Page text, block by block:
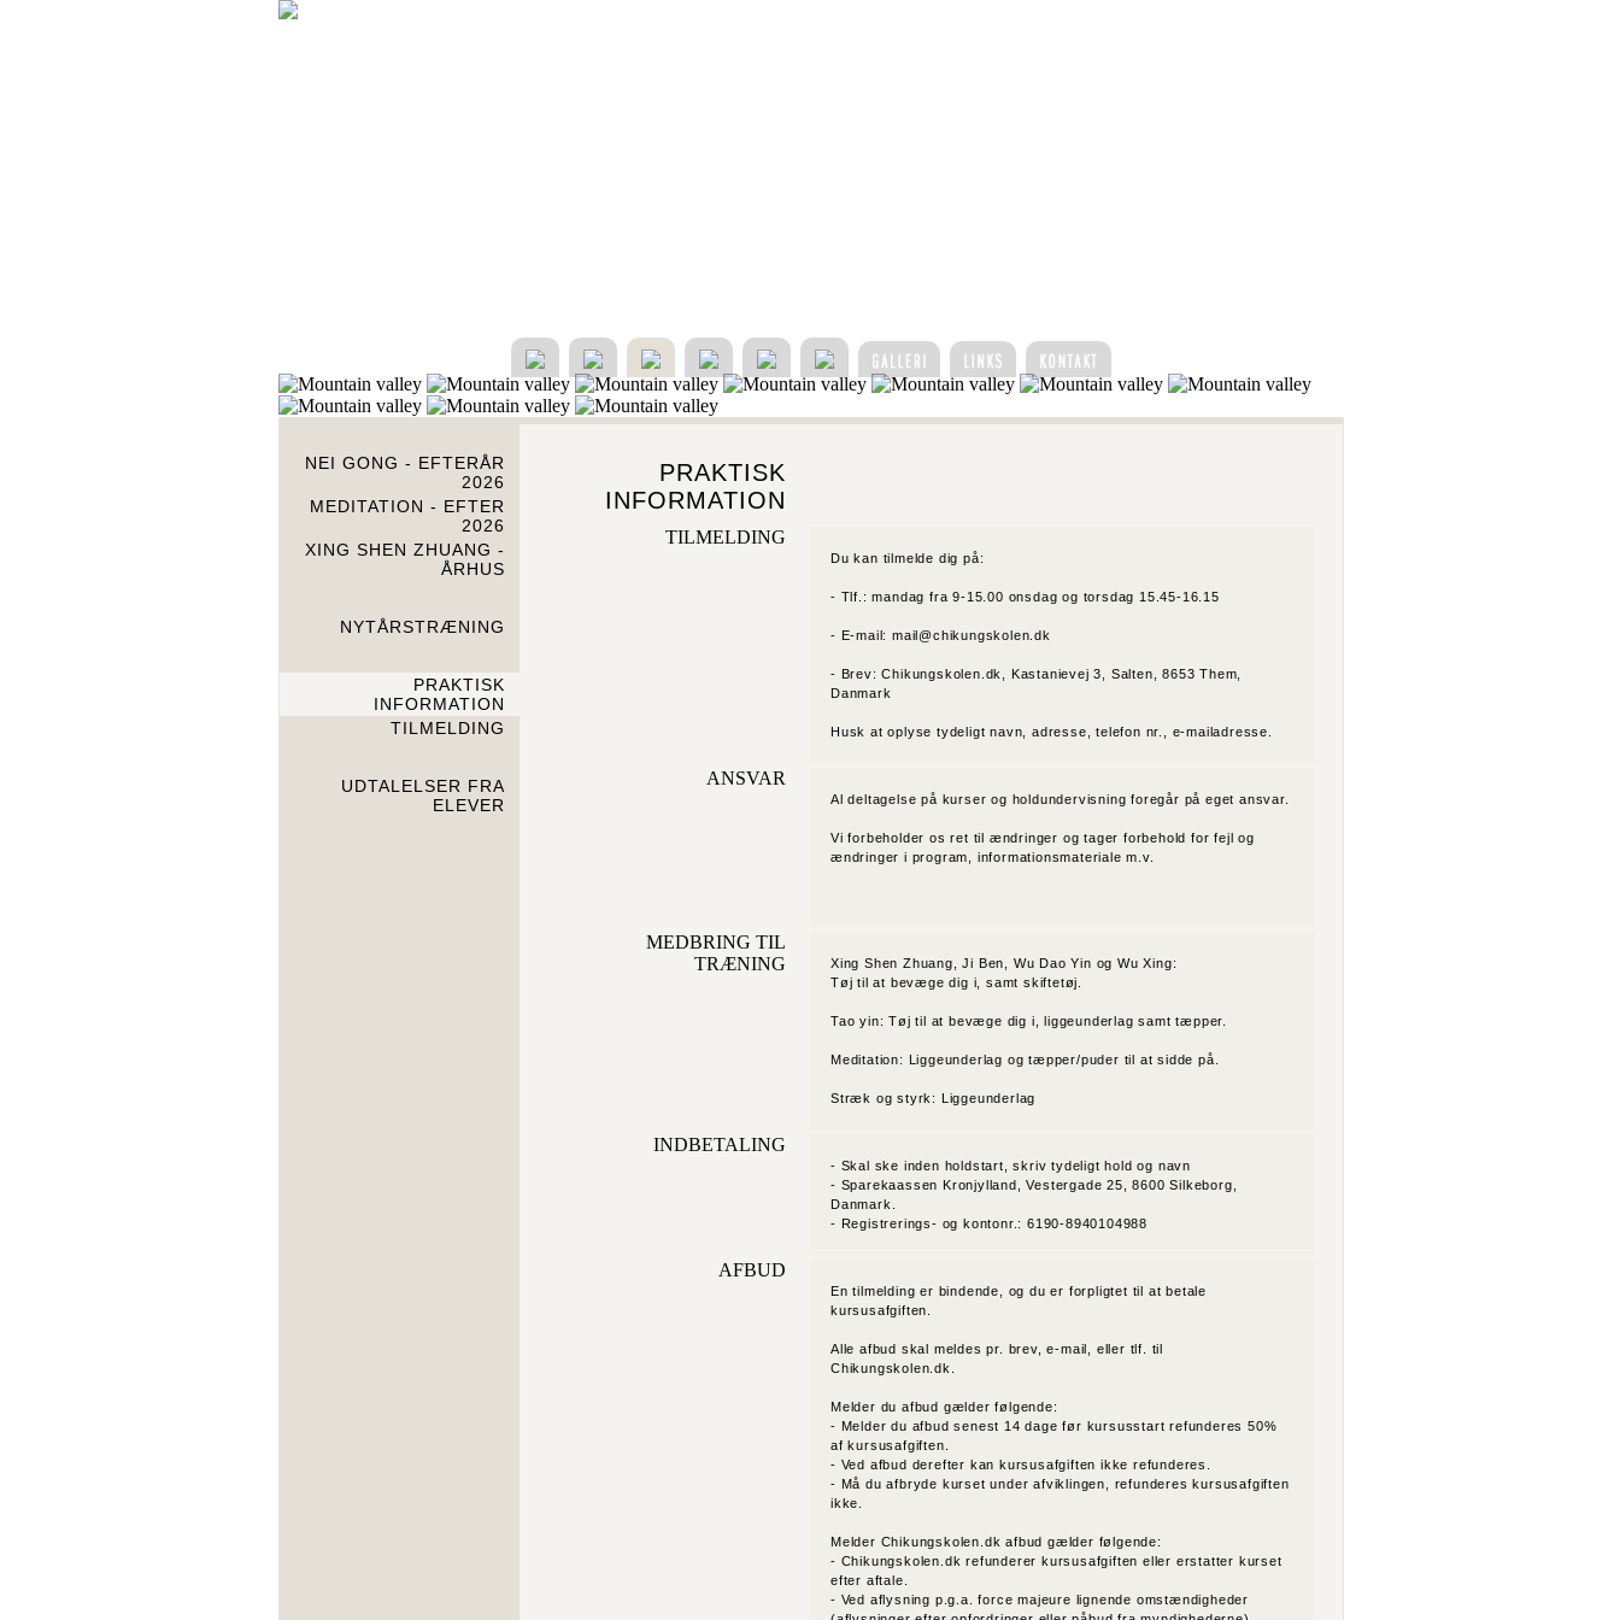
NEI GONG - EFTERÅR
2026
MEDITATION - EFTER
2026
XING SHEN ZHUANG -
ÅRHUS
NYTÅRSTRÆNING
PRAKTISK
INFORMATION
TILMELDING
UDTALELSER FRA
ELEVER
PRAKTISK
INFORMATION
TILMELDING
Du kan tilmelde dig på:
- Tlf.: mandag fra 9-15.00 onsdag og torsdag 15.45-16.15
- E-mail: mail@chikungskolen.dk
- Brev: Chikungskolen.dk, Kastanievej 3, Salten, 8653 Them,
Danmark
Husk at oplyse tydeligt navn, adresse, telefon nr., e-mailadresse.
ANSVAR
Al deltagelse på kurser og holdundervisning foregår på eget ansvar.
Vi forbeholder os ret til ændringer og tager forbehold for fejl og
ændringer i program, informationsmateriale m.v.
MEDBRING TIL
TRÆNING
Xing Shen Zhuang, Ji Ben, Wu Dao Yin og Wu Xing:
Tøj til at bevæge dig i, samt skiftetøj.
Tao yin: Tøj til at bevæge dig i, liggeunderlag samt tæpper.
Meditation: Liggeunderlag og tæpper/puder til at sidde på.
Stræk og styrk: Liggeunderlag
INDBETALING
- Skal ske inden holdstart, skriv tydeligt hold og navn
- Sparekaassen Kronjylland, Vestergade 25, 8600 Silkeborg,
Danmark.
- Registrerings- og kontonr.: 6190-8940104988
AFBUD
En tilmelding er bindende, og du er forpligtet til at betale
kursusafgiften.
Alle afbud skal meldes pr. brev, e-mail, eller tlf. til
Chikungskolen.dk.
Melder du afbud gælder følgende:
- Melder du afbud senest 14 dage før kursusstart refunderes 50%
af kursusafgiften.
- Ved afbud derefter kan kursusafgiften ikke refunderes.
- Må du afbryde kurset under afviklingen, refunderes kursusafgiften
ikke.
Melder Chikungskolen.dk afbud gælder følgende:
- Chikungskolen.dk refunderer kursusafgiften eller erstatter kurset
efter aftale.
- Ved aflysning p.g.a. force majeure lignende omstændigheder